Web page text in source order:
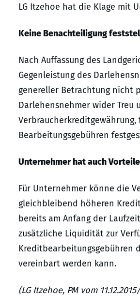
LG Itzehoe hat die Klage mit
Keine Benachteiligung
Nach Auffassung des
Gegenleistung des
genereller Betrachtung nicht
Darlehensnehmer wider Treu
Bearbeitungsgebühren
Unternehmer hat auch Vorteile
Für Unternehmer könne die
gleichbleibend höheren
bereits am Anfang der
zusätzliche Liquidität zur
Kreditbearbeitungsgebühren
vereinbart werden kann.
(LG Itzehoe, PM vom 11.12.2015